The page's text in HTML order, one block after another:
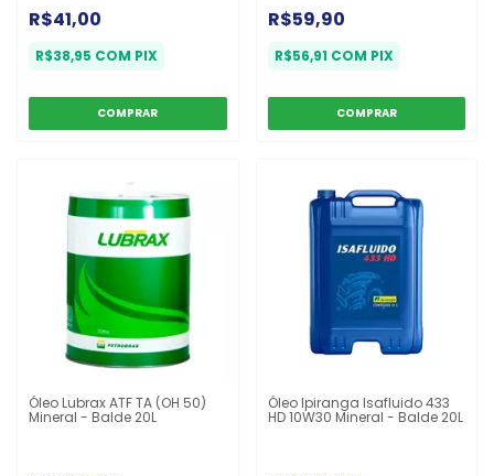
R$41,00
R$38,95 COM PIX
R$59,90
R$56,91 COM PIX
Óleo Lubrax ATF TA (OH 50)
Mineral - Balde 20L
Óleo Ipiranga Isafluido 433
HD 10W30 Mineral - Balde 20L